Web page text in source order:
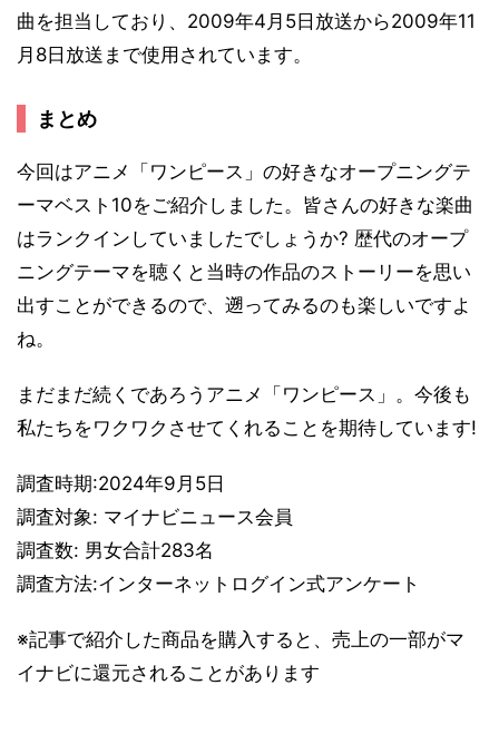
曲を担当しており、2009年4月5日放送から2009年11
月8日放送まで使用されています。
まとめ
今回はアニメ「ワンピース」の好きなオープニングテ
ーマベスト10をご紹介しました。皆さんの好きな楽曲
はランクインしていましたでしょうか? 歴代のオープ
ニングテーマを聴くと当時の作品のストーリーを思い
出すことができるので、遡ってみるのも楽しいですよ
ね。
まだまだ続くであろうアニメ「ワンピース」。今後も
私たちをワクワクさせてくれることを期待しています!
調査時期:2024年9月5日
調査対象: マイナビニュース会員
調査数: 男女合計283名
調査方法:インターネットログイン式アンケート
※記事で紹介した商品を購入すると、売上の一部がマ
イナビに還元されることがあります